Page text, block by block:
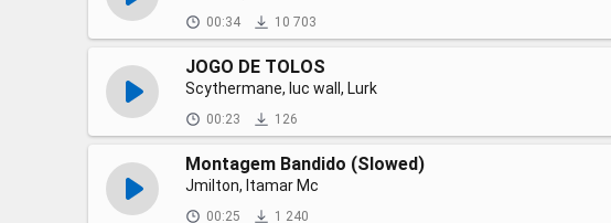
00:34 10 703
JOGO DE TOLOS
Scythermane, luc wall, Lurk
00:23 126
Montagem Bandido (Slowed)
Jmilton, Itamar Mc
00:25 1 240